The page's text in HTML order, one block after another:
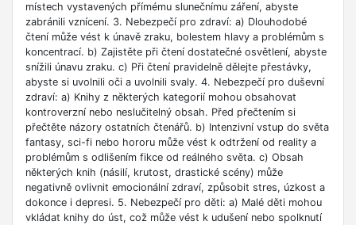
místech vystavených přímému slunečnímu záření, abyste
zabránili vznícení. 3. Nebezpečí pro zdraví: a) Dlouhodobé
čtení může vést k únavě zraku, bolestem hlavy a problémům s
koncentrací. b) Zajistěte při čtení dostatečné osvětlení, abyste
snížili únavu zraku. c) Při čtení pravidelně dělejte přestávky,
abyste si uvolnili oči a uvolnili svaly. 4. Nebezpečí pro duševní
zdraví: a) Knihy z některých kategorií mohou obsahovat
kontroverzní nebo neslučitelný obsah. Před přečtením si
přečtěte názory ostatních čtenářů. b) Intenzivní vstup do světa
fantasy, sci-fi nebo hororu může vést k odtržení od reality a
problémům s odlišením fikce od reálného světa. c) Obsah
některých knih (násilí, krutost, drastické scény) může
negativně ovlivnit emocionální zdraví, způsobit stres, úzkost a
dokonce i depresi. 5. Nebezpečí pro děti: a) Malé děti mohou
vkládat knihy do úst, což může vést k udušení nebo spolknutí